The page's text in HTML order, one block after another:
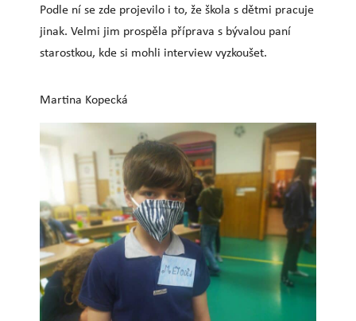
Podle ní se zde projevilo i to, že škola s dětmi pracuje
jinak. Velmi jim prospěla příprava s bývalou paní
starostkou, kde si mohli interview vyzkoušet.
Martina Kopecká